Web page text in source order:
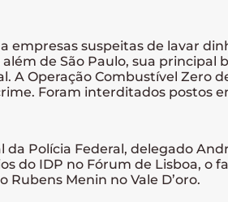
empresas suspeitas de lavar
de São Paulo, sua principal
A Operação Combustível Zero
Foram interditados postos
Polícia Federal, delegado
do IDP no Fórum de Lisboa, o
Menin no Vale D’oro.